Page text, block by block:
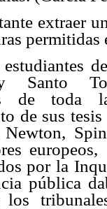
extraer
Santo
de toda
de sus
por la
pública